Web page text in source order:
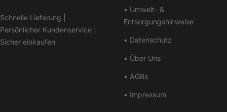
Schnelle Lieferung |
Persönlicher Kundenservice |
Sicher einkaufen
• Umwelt- &
Entsorgungshinweise
• Datenschutz
• Über Uns
• AGBs
• Impressum